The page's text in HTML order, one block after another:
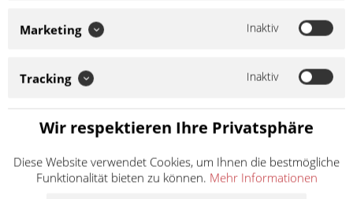
FZ 750 Genesis 2KK
Marketing Inaktiv
Tracking Inaktiv
Wir respektieren Ihre Privatsphäre
Diese Website verwendet Cookies, um Ihnen die bestmögliche
Funktionalität bieten zu können. Mehr Informationen